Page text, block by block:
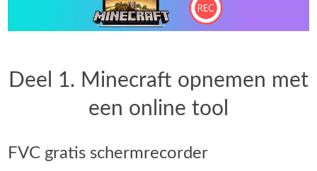
Deel 1. Minecraft opnemen met
een online tool
FVC gratis schermrecorder